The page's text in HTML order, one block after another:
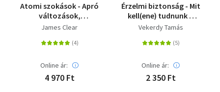
Atomi szokások - Apró
változások,
kiemelkedő
James Clear
Online ár:
4 970 Ft
Érzelmi biztonság - Mit
kell(ene) tudnunk a
gyerekekről és
Vekerdy Tamás
Online ár:
2 350 Ft